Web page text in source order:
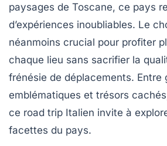
paysages de Toscane, ce pays
d’expériences inoubliables. Le
néanmoins crucial pour profiter
chaque lieu sans sacrifier la
frénésie de déplacements. Entre
emblématiques et trésors
ce road trip Italien invite à
facettes du pays.